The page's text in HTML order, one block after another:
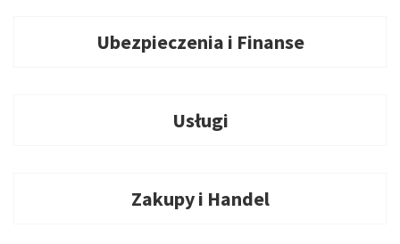
Ubezpieczenia i Finanse
Usługi
Zakupy i Handel